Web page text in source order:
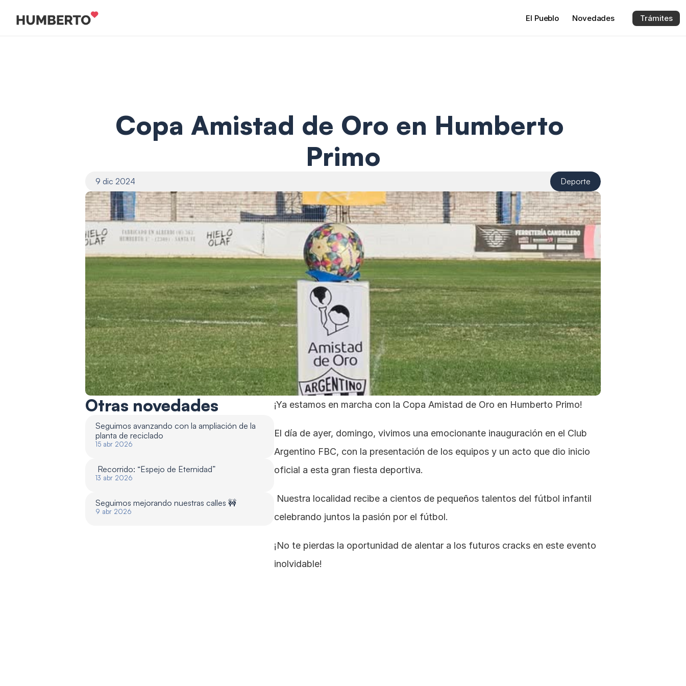
Copa Amistad de Oro en Humberto
Primo
9 dic 2024 Deporte
El Pueblo Novedades Trámites
Otras novedades
Seguimos avanzando con la ampliación de la
planta de reciclado
15 abr 2026
Recorrido: “Espejo de Eternidad”
13 abr 2026
Seguimos mejorando nuestras calles 🚧
9 abr 2026
¡Ya estamos en marcha con la Copa Amistad de Oro en Humberto Primo!
El día de ayer, domingo, vivimos una emocionante inauguración en el Club
Argentino FBC, con la presentación de los equipos y un acto que dio inicio
oficial a esta gran fiesta deportiva.
celebrando juntos la pasión por el fútbol.
¡No te pierdas la oportunidad de alentar a los futuros cracks en este evento
inolvidable!